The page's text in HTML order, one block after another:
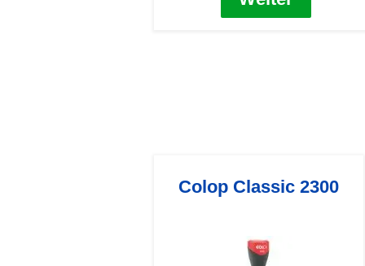
Colop Classic 2300